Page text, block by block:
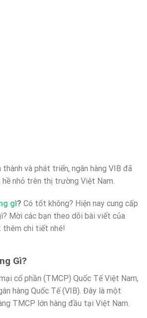
thành và phát triển, ngân hàng VIB đã
nhỏ trên thị trường Việt Nam.
gì? Có tốt không? Hiện nay cung cấp
Mời các bạn theo dõi bài viết của
thêm chi tiết nhé!
Gì?
cổ phần (TMCP) Quốc Tế Việt Nam,
hàng Quốc Tế (VIB). Đây là một
TMCP lớn hàng đầu tại Việt Nam.